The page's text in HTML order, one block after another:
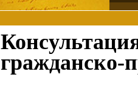
гражданско-